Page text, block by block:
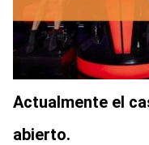
Actualmente el
abierto.